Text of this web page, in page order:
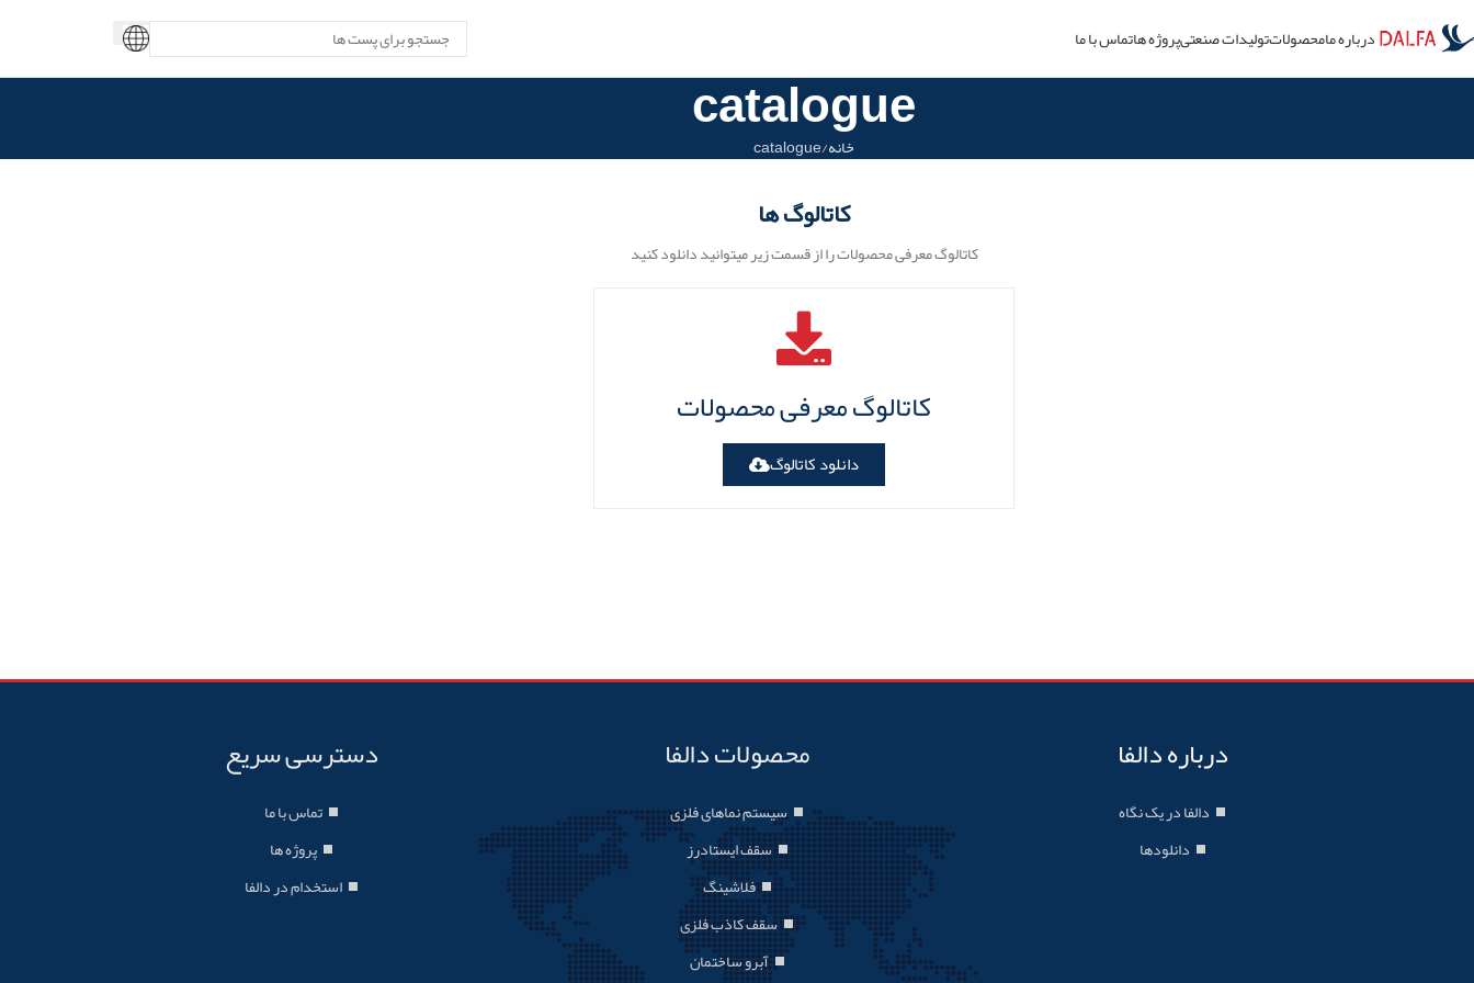
درباره مامحصولاتتولیدات صنعتیپروژه هاتماس با ما
catalogue
خانه catalogue
کاتالوگ ها​
کاتالوگ معرفی محصولات را از قسمت زیر میتوانید دانلود کنید
کاتالوگ معرفی محصولات
دانلود کاتالوگ
درباره دالفا
دالفا در یک نگاه
دانلودها
محصولات دالفا
سیستم نماهای فلزی
سقف ایستادرز
فلاشینگ
سقف کاذب فلزی
آبرو ساختمان
دسترسی سریع
تماس با ما
پروژه ها
استخدام در دالفا